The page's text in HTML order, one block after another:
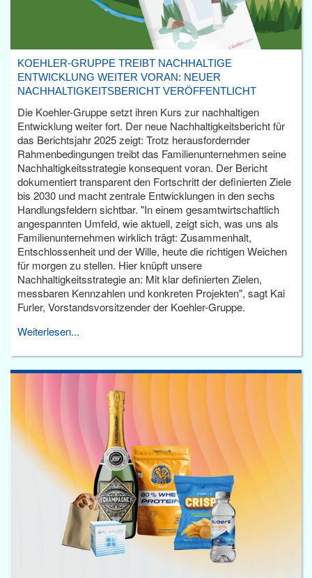
KOEHLER-GRUPPE TREIBT NACHHALTIGE
ENTWICKLUNG WEITER VORAN: NEUER
NACHHALTIGKEITSBERICHT VERÖFFENTLICHT
Die Koehler-Gruppe setzt ihren Kurs zur nachhaltigen
Entwicklung weiter fort. Der neue Nachhaltigkeitsbericht für
das Berichtsjahr 2025 zeigt: Trotz herausfordernder
Rahmenbedingungen treibt das Familienunternehmen seine
Nachhaltigkeitsstrategie konsequent voran. Der Bericht
dokumentiert transparent den Fortschritt der definierten Ziele
bis 2030 und macht zentrale Entwicklungen in den sechs
Handlungsfeldern sichtbar. "In einem gesamtwirtschaftlich
angespannten Umfeld, wie aktuell, zeigt sich, was uns als
Familienunternehmen wirklich trägt: Zusammenhalt,
Entschlossenheit und der Wille, heute die richtigen Weichen
für morgen zu stellen. Hier knüpft unsere
Nachhaltigkeitsstrategie an: Mit klar definierten Zielen,
messbaren Kennzahlen und konkreten Projekten", sagt Kai
Furler, Vorstandsvorsitzender der Koehler-Gruppe.
Weiterlesen...